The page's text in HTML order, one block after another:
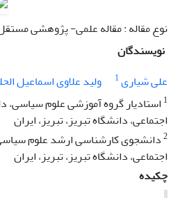
نوع مقاله : مقاله علمی- پژوهشی
نویسندگان
علی شیاری1 ولید علاوی اسماعیل
1 استادیار گروه آموزشی علوم
اجتماعی، دانشگاه تبریز، تبریز، ایران
2دانشجوی کارشناسی ارشد علوم
اجتماعی، دانشگاه تبریز، تبریز، ایران
چکیده